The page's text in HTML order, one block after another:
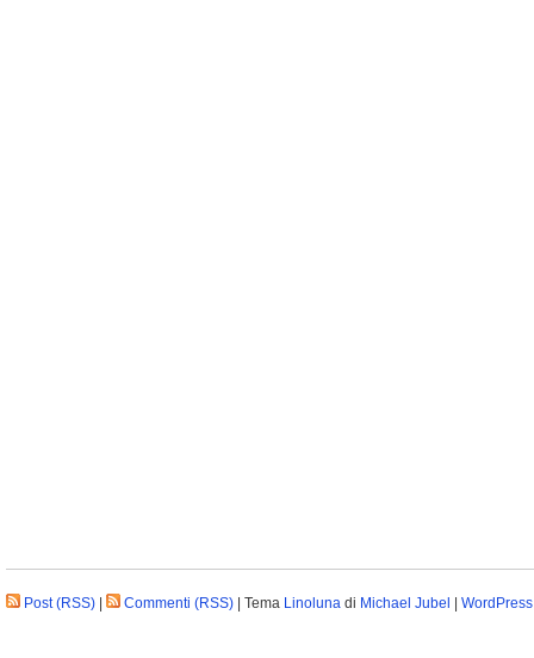
Post (RSS) Commenti (RSS) | Tema Linoluna di Michael Jubel WordPress